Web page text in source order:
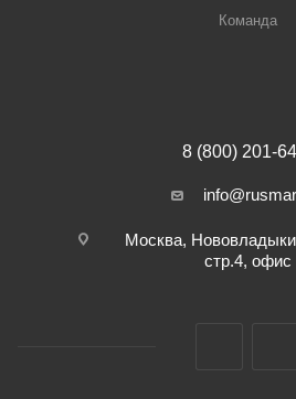
Команда
8 (800) 201-
Москва,
стр.4, офис